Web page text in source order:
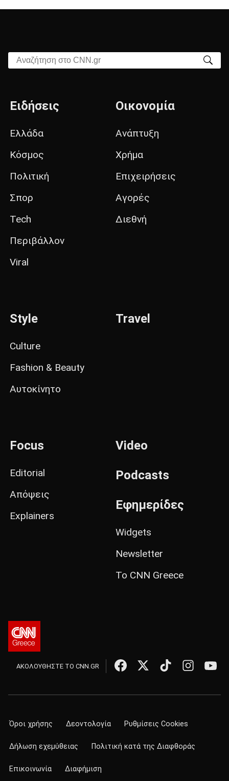
Αναζήτηση στο CNN.gr
Ειδήσεις
Ελλάδα
Κόσμος
Πολιτική
Σπορ
Tech
Περιβάλλον
Viral
Οικονομία
Ανάπτυξη
Χρήμα
Επιχειρήσεις
Αγορές
Διεθνή
Style
Culture
Fashion & Beauty
Αυτοκίνητο
Travel
Focus
Editorial
Απόψεις
Explainers
Video
Podcasts
Εφημερίδες
Widgets
Newsletter
Το CNN Greece
ΑΚΟΛΟΥΘΗΣΤΕ ΤΟ CNN.GR
Όροι χρήσης Δεοντολογία Ρυθμίσεις Cookies
Δήλωση εχεμύθειας Πολιτική κατά της Διαφθοράς
Επικοινωνία Διαφήμιση